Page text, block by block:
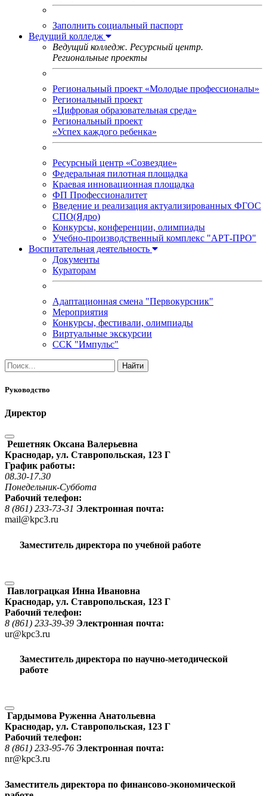
Заполнить социальный паспорт
Ведущий колледж
Ведущий колледж. Ресурсный центр.
Региональные проекты
Региональный проект «Молодые профессионалы»
Региональный проект
«Цифровая образовательная среда»
Региональный проект
«Успех каждого ребенка»
Ресурсный центр «Созвездие»
Федеральная пилотная площадка
Краевая инновационная площадка
ФП Профессионалитет
Введение и реализация актуализированных ФГОС
СПО(Ядро)
Конкурсы, конференции, олимпиады
Учебно-производственный комплекс "АРТ-ПРО"
Воспитательная деятельность
Документы
Кураторам
Адаптационная смена "Первокурсник"
Мероприятия
Конкурсы, фестивали, олимпиады
Виртуальные экскурсии
ССК "Импульс"
Руководство
Директор
Решетняк Оксана Валерьевна
Краснодар, ул. Ставропольская, 123 Г
График работы:
08.30-17.30
Понедельник-Суббота
Рабочий телефон:
8 (861) 233-73-31 Электронная почта:
mail@kpc3.ru
Заместитель директора по учебной работе
Павлограцкая Инна Ивановна
Краснодар, ул. Ставропольская, 123 Г
Рабочий телефон:
8 (861) 233-39-39 Электронная почта:
ur@kpc3.ru
Заместитель директора по научно-методической
работе
Гардымова Руженна Анатольевна
Краснодар, ул. Ставропольская, 123 Г
Рабочий телефон:
8 (861) 233-95-76 Электронная почта:
nr@kpc3.ru
Заместитель директора по финансово-экономической